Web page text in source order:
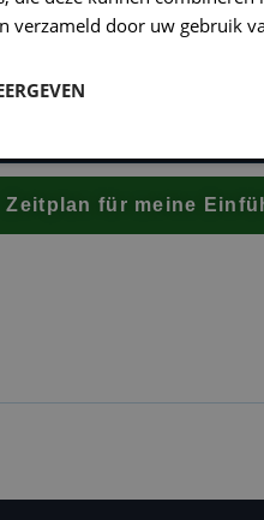
Zeitplan für meine
verzameld door uw gebruik